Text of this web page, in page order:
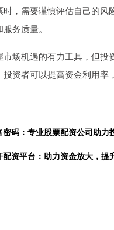
，需要谨慎评估自己的
务质量。
场机遇的有力工具，但
资者可以提高资金利用率
码：专业股票配资公司助力
资平台：助力资金放大，提